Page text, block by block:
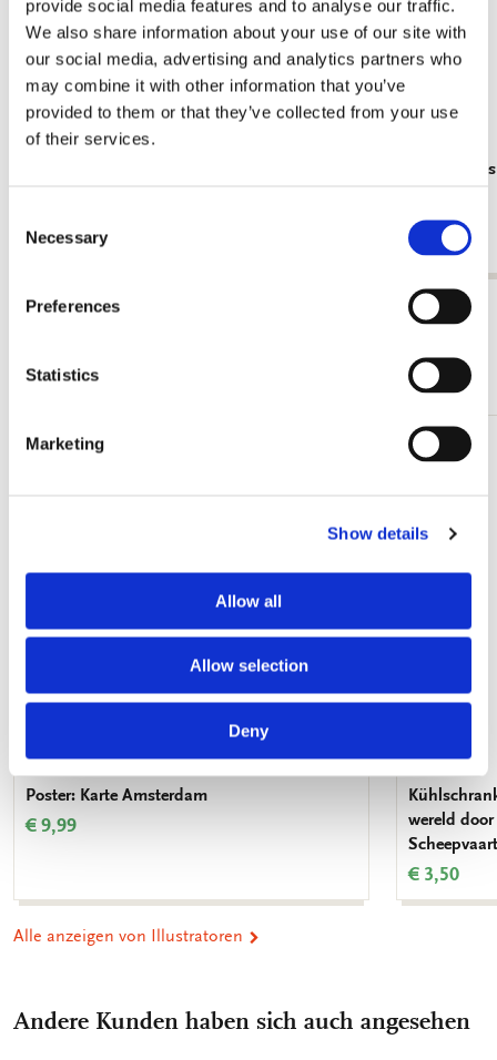
provide social media features and to analyse our traffic.
We also share information about your use of our site with
our social media, advertising and analytics partners who
may combine it with other information that you’ve
provided to them or that they’ve collected from your use
of their services.
Selection
Necessary
Preferences
Statistics
Marketing
Show details
Allow all
Allow selection
Deny
Poster:
€ 9,99
Alle anzeigen von Cadeau voor hem
Mehr von Illustratoren
Poster: Karte Amsterdam
€ 9,99
wereld
€ 3,50
Alle anzeigen von Illustratoren
Andere Kunden haben sich auch angesehen